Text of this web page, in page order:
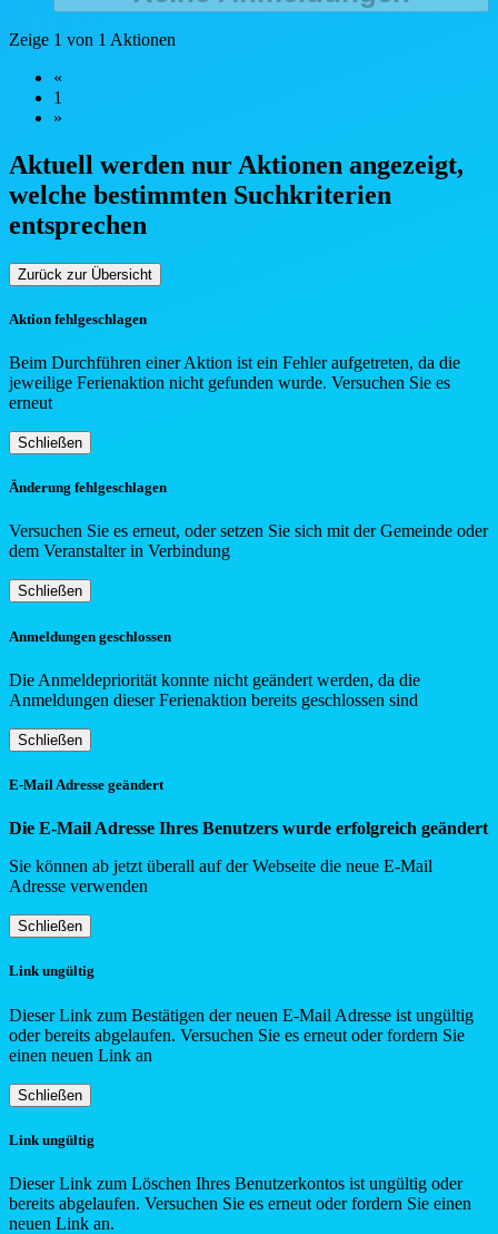
Zeige 1 von 1 Aktionen
«
1
»
Aktuell werden nur Aktionen angezeigt,
welche bestimmten Suchkriterien
entsprechen
Zurück zur Übersicht
Aktion fehlgeschlagen
Beim Durchführen einer Aktion ist ein Fehler aufgetreten, da die
jeweilige Ferienaktion nicht gefunden wurde. Versuchen Sie es
erneut
Schließen
Änderung fehlgeschlagen
Versuchen Sie es erneut, oder setzen Sie sich mit der Gemeinde oder
dem Veranstalter in Verbindung
Schließen
Anmeldungen geschlossen
Die Anmeldepriorität konnte nicht geändert werden, da die
Anmeldungen dieser Ferienaktion bereits geschlossen sind
Schließen
E-Mail Adresse geändert
Die E-Mail Adresse Ihres Benutzers wurde erfolgreich geändert
Sie können ab jetzt überall auf der Webseite die neue E-Mail
Adresse verwenden
Schließen
Link ungültig
Dieser Link zum Bestätigen der neuen E-Mail Adresse ist ungültig
oder bereits abgelaufen. Versuchen Sie es erneut oder fordern Sie
einen neuen Link an
Schließen
Link ungültig
Dieser Link zum Löschen Ihres Benutzerkontos ist ungültig oder
bereits abgelaufen. Versuchen Sie es erneut oder fordern Sie einen
neuen Link an.